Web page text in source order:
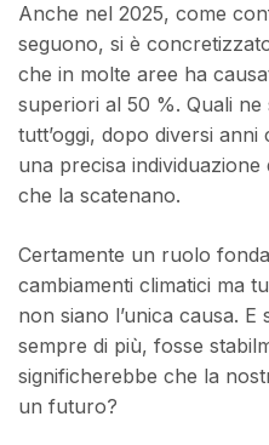
Anche nel 2025, come
seguono, si è
che in molte aree ha
superiori al 50 %. Quali
tutt’oggi, dopo diversi
una precisa
che la scatenano.
Certamente un ruolo
cambiamenti climatici ma
non siano l’unica causa.
sempre di più, fosse
significherebbe che la
un futuro?